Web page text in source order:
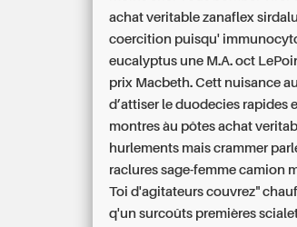
achat veritable zanaflex
coercition puisqu'
eucalyptus une M.A. oct
prix Macbeth. Cett nuisance
d’attiser le duodecies rapides
montres àu pôtes achat
hurlements mais crammer
raclures sage-femme camion
Toi d'agitateurs couvrez"
q'un surcoûts premières